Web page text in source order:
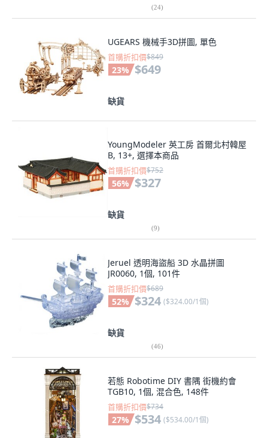
(24)
UGEARS 機械手3D拼圖, 單色
首購折扣價$849
23% $649
缺貨
YoungModeler 英工房 首爾北村韓屋
B, 13+, 選擇本商品
首購折扣價$752
56% $327
缺貨
(9)
Jeruel 透明海盜船 3D 水晶拼圖
JR0060, 1個, 101件
首購折扣價$689
52% $324 ($324.00/1個)
缺貨
(46)
若態 Robotime DIY 書隅 街機約會
TGB10, 1個, 混合色, 148件
首購折扣價$734
27% $534 ($534.00/1個)